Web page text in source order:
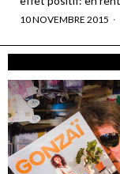
10 NOVEMBRE 2015